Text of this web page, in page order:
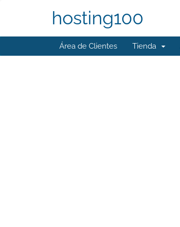
hosting100
Área de Clientes Tienda